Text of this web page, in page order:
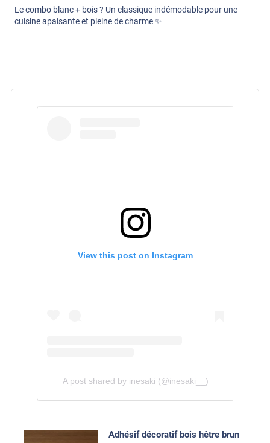
Le combo blanc + bois ? Un classique indémodable pour une
cuisine apaisante et pleine de charme ✨
View this post on Instagram
A post shared by inesaki (@inesaki__)
Adhésif décoratif bois hêtre brun